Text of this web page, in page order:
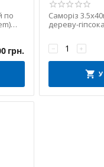
по
грн.
Саморіз
дереву-
+
−